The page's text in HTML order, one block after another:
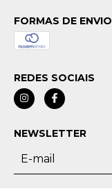
FORMAS DE ENVIO
REDES SOCIAIS
NEWSLETTER